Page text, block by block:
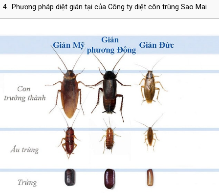
4. Phương pháp diệt gián tại của Công ty diệt côn trùng Sao Mai